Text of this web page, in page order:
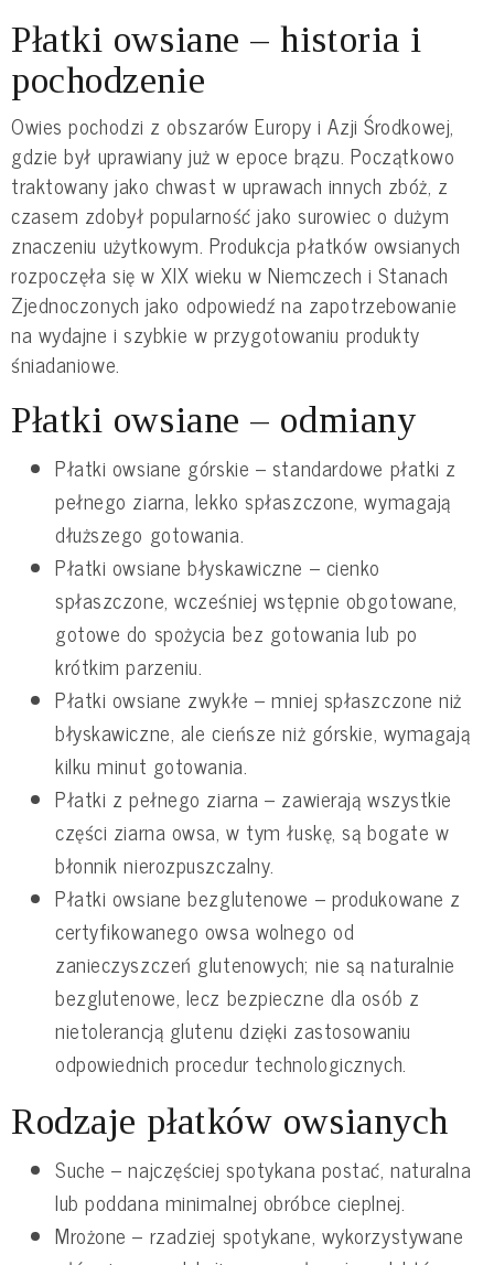
Płatki owsiane – historia i
pochodzenie
Owies pochodzi z obszarów Europy i Azji Środkowej,
gdzie był uprawiany już w epoce brązu. Początkowo
traktowany jako chwast w uprawach innych zbóż, z
czasem zdobył popularność jako surowiec o dużym
znaczeniu użytkowym. Produkcja płatków owsianych
rozpoczęła się w XIX wieku w Niemczech i Stanach
Zjednoczonych jako odpowiedź na zapotrzebowanie
na wydajne i szybkie w przygotowaniu produkty
śniadaniowe.
Płatki owsiane – odmiany
Płatki owsiane górskie – standardowe płatki z
pełnego ziarna, lekko spłaszczone, wymagają
dłuższego gotowania.
Płatki owsiane błyskawiczne – cienko
spłaszczone, wcześniej wstępnie obgotowane,
gotowe do spożycia bez gotowania lub po
krótkim parzeniu.
Płatki owsiane zwykłe – mniej spłaszczone niż
błyskawiczne, ale cieńsze niż górskie, wymagają
kilku minut gotowania.
Płatki z pełnego ziarna – zawierają wszystkie
części ziarna owsa, w tym łuskę, są bogate w
błonnik nierozpuszczalny.
Płatki owsiane bezglutenowe – produkowane z
certyfikowanego owsa wolnego od
zanieczyszczeń glutenowych; nie są naturalnie
bezglutenowe, lecz bezpieczne dla osób z
nietolerancją glutenu dzięki zastosowaniu
odpowiednich procedur technologicznych.
Rodzaje płatków owsianych
Suche – najczęściej spotykana postać, naturalna
lub poddana minimalnej obróbce cieplnej.
Mrożone – rzadziej spotykane, wykorzystywane